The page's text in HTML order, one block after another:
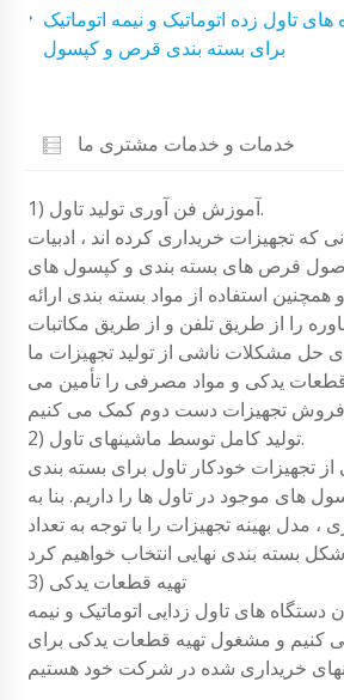
های تاول زده اتوماتیک و نیمه اتوماتیک
برای بسته بندی قرص و کپسول
خدمات و خدمات مشتری ما
1) آموزش فن آوری تولید تاول.
که تجهیزات خریداری کرده اند ، ادبیات
اصول قرص های بسته بندی و کپسول های
همچنین استفاده از مواد بسته بندی ارائه
را از طریق تلفن و از طریق مکاتبات
حل مشکلات ناشی از تولید تجهیزات ما
یدکی و مواد مصرفی را تأمین می
2) تولید کامل توسط ماشینهای تاول.
تجهیزات خودکار تاول برای بسته بندی
های موجود در تاول ها را داریم. بنا به
مدل بهینه تجهیزات را با توجه به تعداد
3) تهیه قطعات یدکی
دستگاه های تاول زدایی اتوماتیک و نیمه
کنیم و مشغول تهیه قطعات یدکی برای